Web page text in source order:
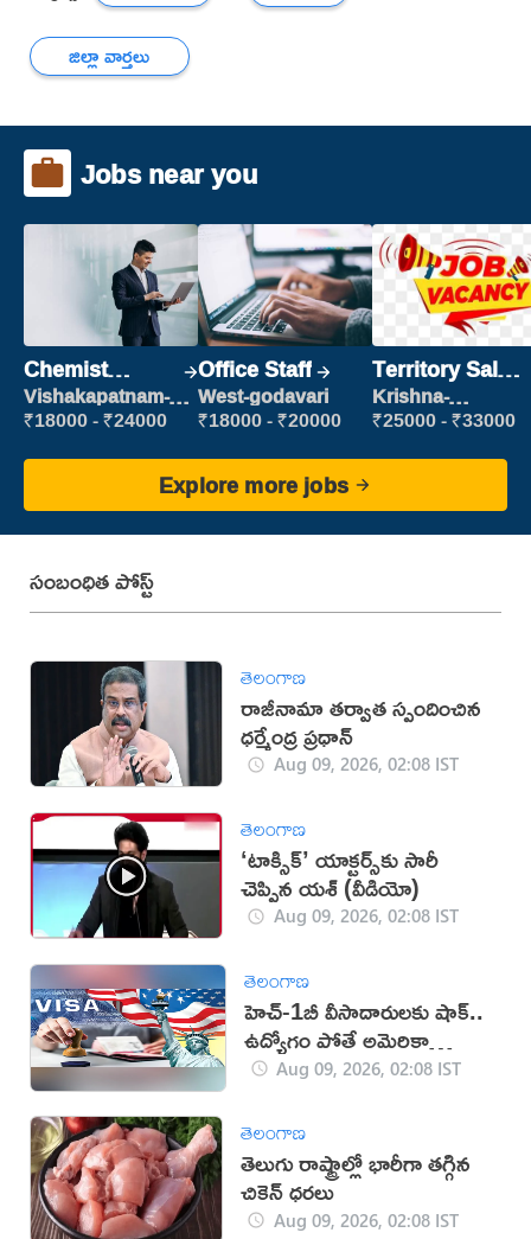
జిల్లా వార్తలు
Jobs near you
Chemist
Production
Executive
Vishakapatnam-
new
₹18000 - ₹24000
Office Staff
West-godavari
₹18000 - ₹20000
Territory Sales
Manager
Krishna-
vijayawada
₹25000 - ₹33000
Explore more jobs
సంబంధిత పోస్ట్
తెలంగాణ
రాజీనామా తర్వాత స్పందించిన
ధర్మేంద్ర ప్రధాన్‌
Aug 09, 2026, 02:08 IST
తెలంగాణ
‘టాక్సిక్’ యాక్టర్స్‌కు సారీ
చెప్పిన యశ్ (వీడియో)
Aug 09, 2026, 02:08 IST
తెలంగాణ
హెచ్-1బీ వీసాదారులకు షాక్..
ఉద్యోగం పోతే అమెరికా
వీడాల్సిందే!
Aug 09, 2026, 02:08 IST
తెలంగాణ
తెలుగు రాష్ట్రాల్లో భారీగా తగ్గిన
చికెన్ ధరలు
Aug 09, 2026, 02:08 IST